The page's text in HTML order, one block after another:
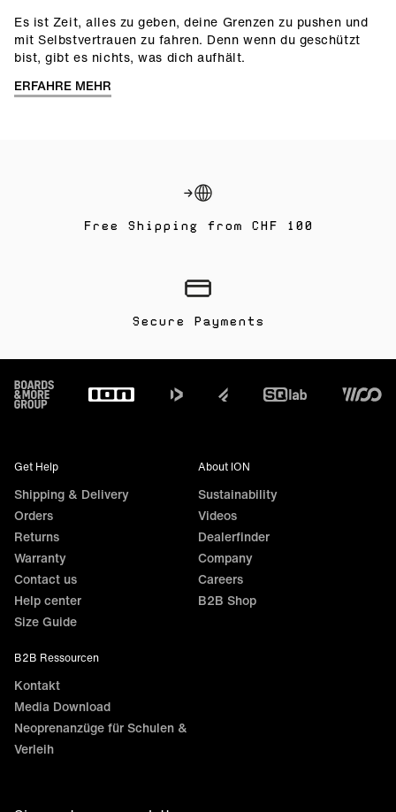
Es ist Zeit, alles zu geben, deine Grenzen zu pushen und
mit Selbstvertrauen zu fahren. Denn wenn du geschützt
bist, gibt es nichts, was dich aufhält.
ERFAHRE MEHR
Free Shipping from CHF 100
Secure Payments
Footer
Get Help
Shipping & Delivery
Orders
Returns
Warranty
Contact us
Help center
Size Guide
About ION
Sustainability
Videos
Dealerfinder
Company
Careers
B2B Shop
B2B Ressourcen
Kontakt
Media Download
Neoprenanzüge für Schulen &
Verleih